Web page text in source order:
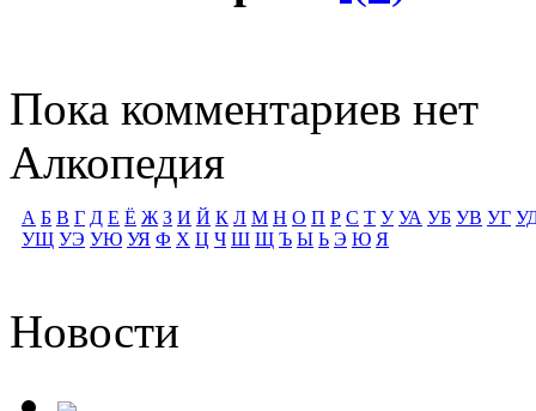
Пока комментариев нет
Алкопедия
А Б В Г Д Е Ё Ж З И Й К Л М Н О П Р С Т У УА УБ УВ УГ
УЩ УЭ УЮ УЯ Ф Х Ц Ч Ш Щ Ъ Ы Ь Э Ю Я
Новости